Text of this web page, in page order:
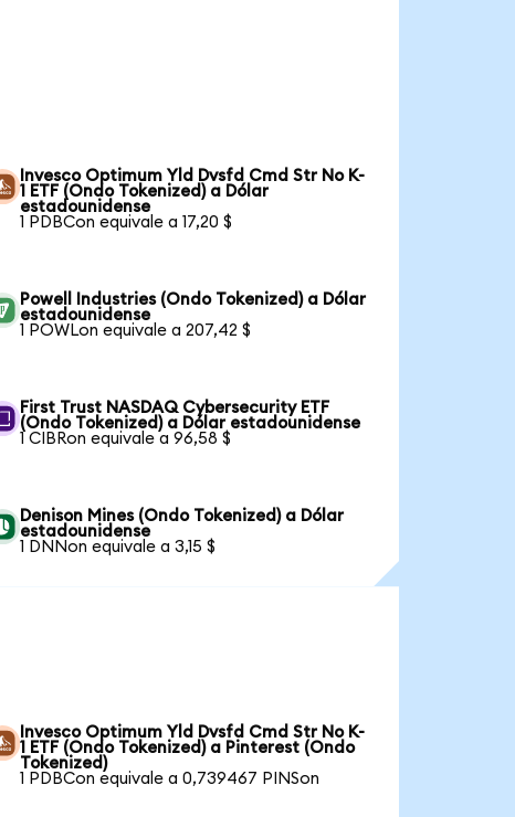
Invesco Optimum Yld Dvsfd Cmd Str No K-
1 ETF (Ondo Tokenized) a Dólar
estadounidense
1 PDBCon equivale a 17,20 $
Powell Industries (Ondo Tokenized) a Dólar
estadounidense
1 POWLon equivale a 207,42 $
First Trust NASDAQ Cybersecurity ETF
(Ondo Tokenized) a Dólar estadounidense
1 CIBRon equivale a 96,58 $
Denison Mines (Ondo Tokenized) a Dólar
estadounidense
1 DNNon equivale a 3,15 $
Invesco Optimum Yld Dvsfd Cmd Str No K-
1 ETF (Ondo Tokenized) a Pinterest (Ondo
Tokenized)
1 PDBCon equivale a 0,739467 PINSon